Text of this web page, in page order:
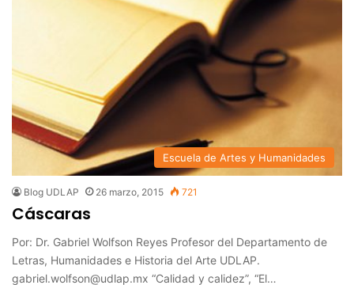
Escuela de Artes y Humanidades
Blog UDLAP 26 marzo, 2015 721
Cáscaras
Por: Dr. Gabriel Wolfson Reyes Profesor del Departamento de
Letras, Humanidades e Historia del Arte UDLAP.
gabriel.wolfson@udlap.mx “Calidad y calidez”, “El…